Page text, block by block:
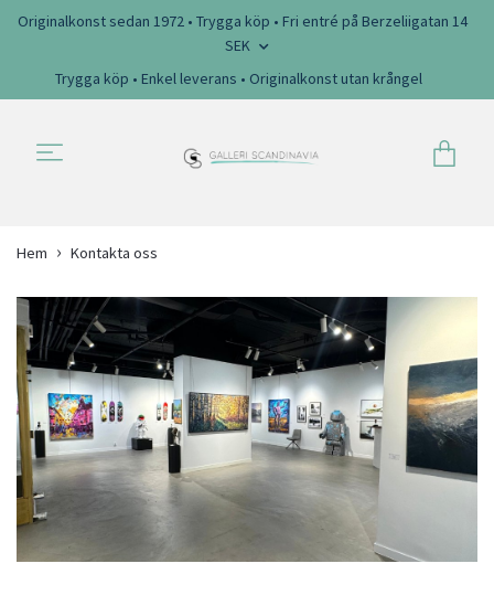
Originalkonst sedan 1972 • Trygga köp • Fri entré på Berzeliigatan 14
SEK
Trygga köp • Enkel leverans • Originalkonst utan krångel
Hem Kontakta oss